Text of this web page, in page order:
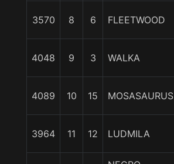
3570 8 6 FLEETWOOD
4048 9 3 WALKA
4089 10 15 MOSASAURUS
3964 11 12 LUDMILA